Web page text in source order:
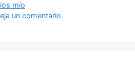
mío
un comentario